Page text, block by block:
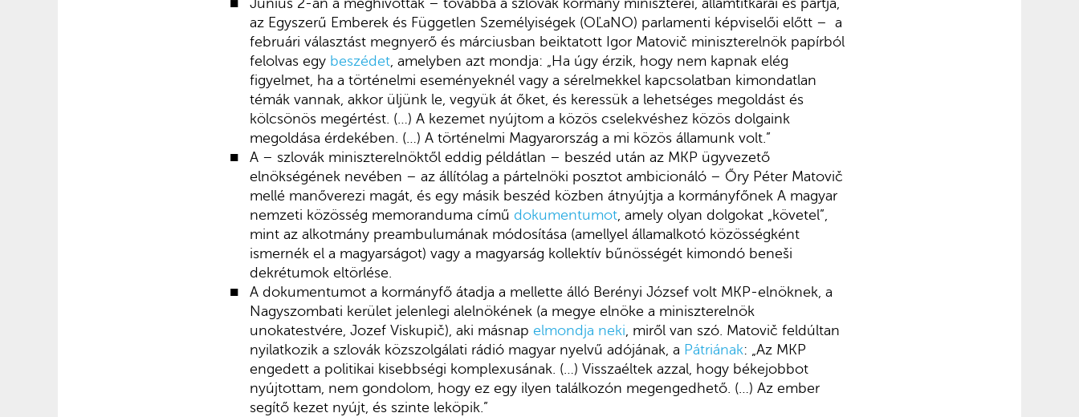
Június 2-án a meghívottak – továbbá a szlovák kormány miniszterei, államtitkárai és pártja,
az Egyszerű Emberek és Független Személyiségek (OĽaNO) parlamenti képviselői előtt – a
februári választást megnyerő és márciusban beiktatott Igor Matovič miniszterelnök papírból
felolvas egy beszédet, amelyben azt mondja: „Ha úgy érzik, hogy nem kapnak elég
figyelmet, ha a történelmi eseményeknél vagy a sérelmekkel kapcsolatban kimondatlan
témák vannak, akkor üljünk le, vegyük át őket, és keressük a lehetséges megoldást és
kölcsönös megértést. (…) A kezemet nyújtom a közös cselekvéshez közös dolgaink
megoldása érdekében. (…) A történelmi Magyarország a mi közös államunk volt.”
A – szlovák miniszterelnöktől eddig példátlan – beszéd után az MKP ügyvezető
elnökségének nevében – az állítólag a pártelnöki posztot ambicionáló – Őry Péter Matovič
mellé manőverezi magát, és egy másik beszéd közben átnyújtja a kormányfőnek A magyar
nemzeti közösség memoranduma című dokumentumot, amely olyan dolgokat „követel”,
mint az alkotmány preambulumának módosítása (amellyel államalkotó közösségként
ismernék el a magyarságot) vagy a magyarság kollektív bűnösségét kimondó beneši
dekrétumok eltörlése.
A dokumentumot a kormányfő átadja a mellette álló Berényi József volt MKP-elnöknek, a
Nagyszombati kerület jelenlegi alelnökének (a megye elnöke a miniszterelnök
unokatestvére, Jozef Viskupič), aki másnapelmondja neki, miről van szó. Matovič feldúltan
nyilatkozik a szlovák közszolgálati rádió magyar nyelvű adójának, a Pátriának: „Az MKP
engedett a politikai kisebbségi komplexusának. (…) Visszaéltek azzal, hogy békejobbot
nyújtottam, nem gondolom, hogy ez egy ilyen találkozón megengedhető. (…) Az ember
segítő kezet nyújt, és szinte leköpik.”